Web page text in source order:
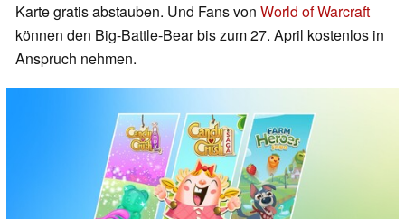
Karte gratis abstauben. Und Fans von World of Warcraft
können den Big-Battle-Bear bis zum 27. April kostenlos in
Anspruch nehmen.